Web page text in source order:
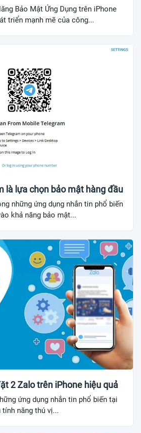
Bảo Mật Ứng Dụng trên iPhone
triển mạnh mẽ của công...
là lựa chọn bảo mật hàng đầu
những ứng dụng nhắn tin phổ biến
khả năng bảo mật...
2 Zalo trên iPhone hiệu quả
ứng dụng nhắn tin phổ biến tại
năng thú vị...